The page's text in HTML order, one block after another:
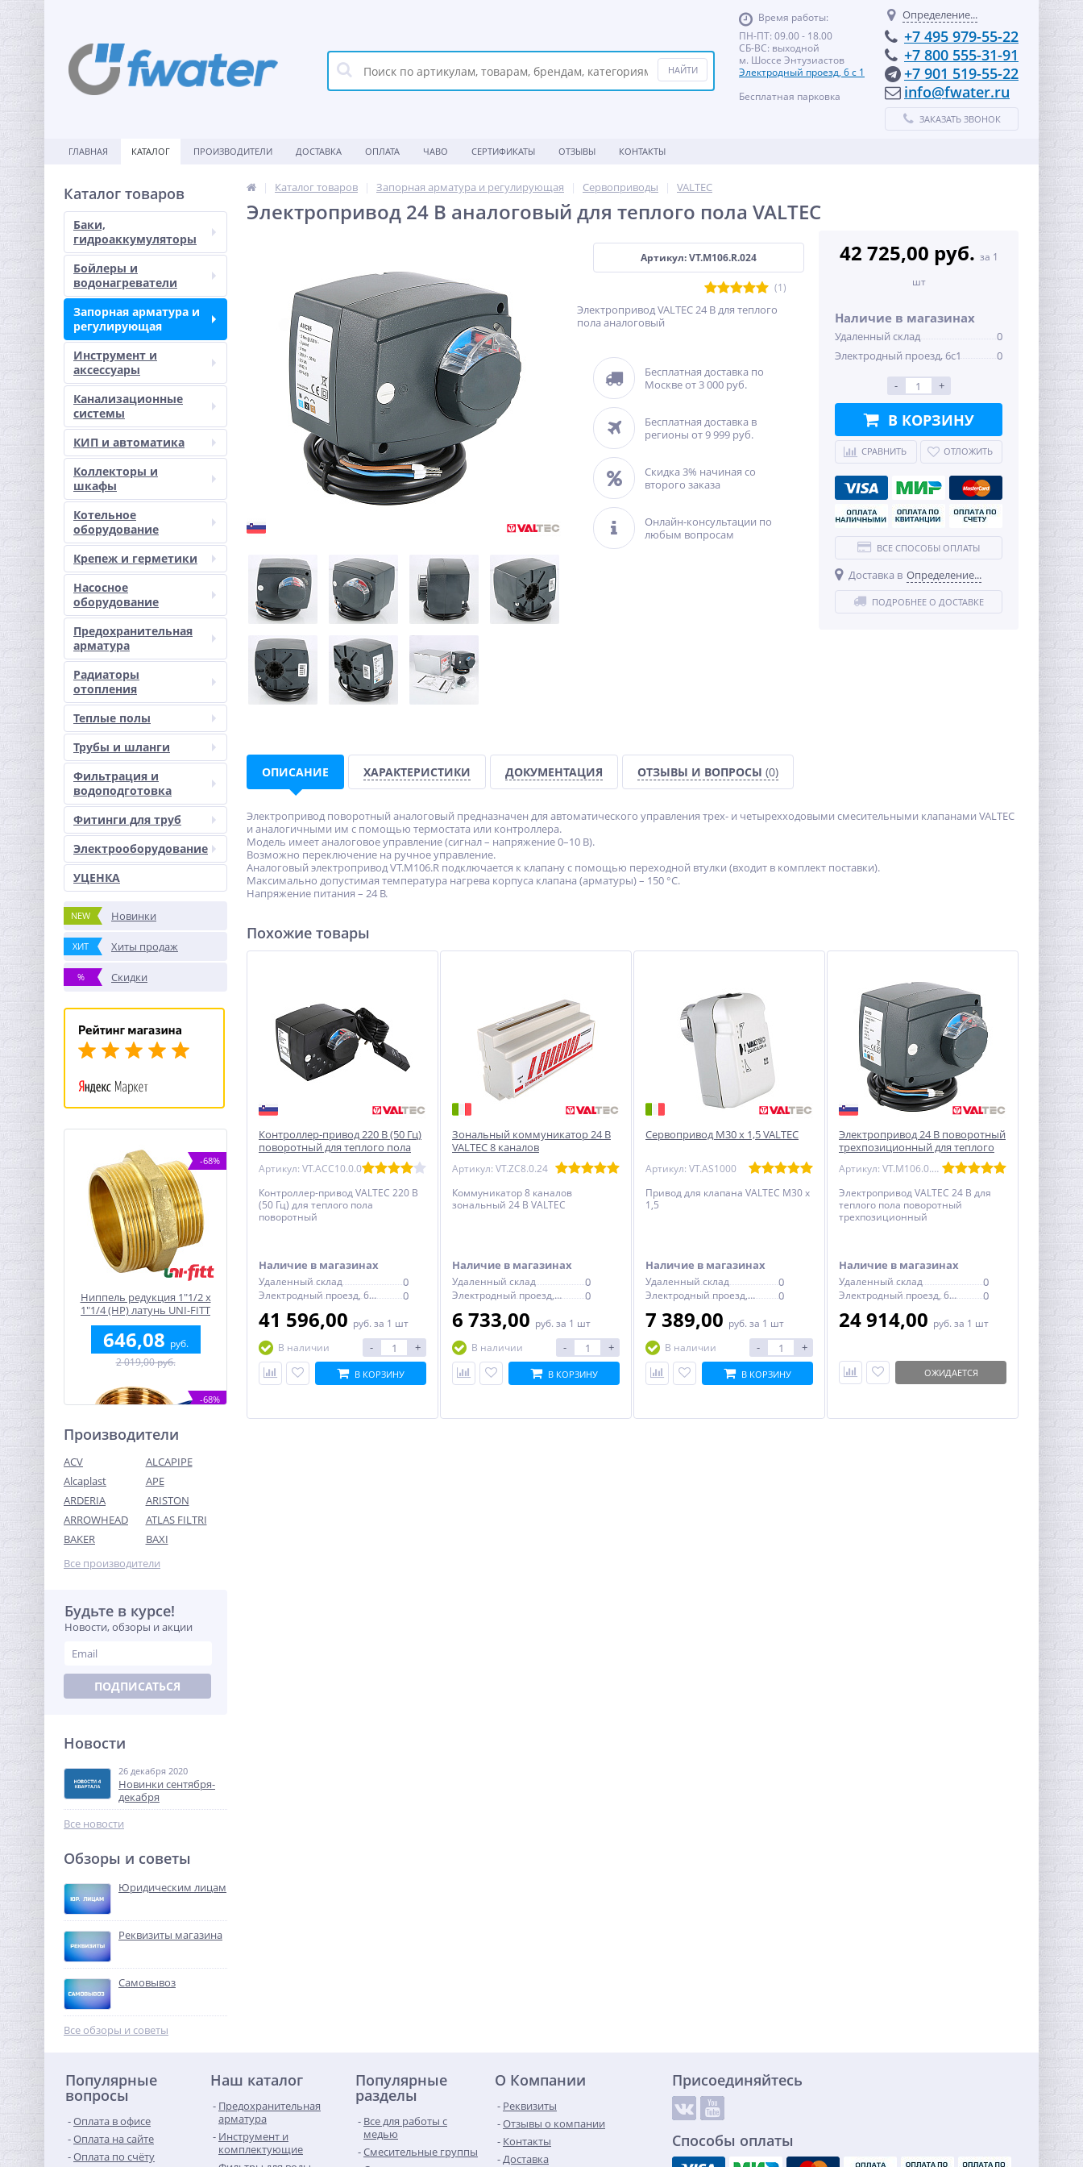
Время работы:
ПН-ПТ: 09.00 - 18.00
СБ-ВС: выходной
м. Шоссе Энтузиастов
Электродный проезд, 6 с 1
Бесплатная парковка
Определение...
+7 495 979-55-22
+7 800 555-31-91
+7 901 519-55-22
info@fwater.ru
ЗАКАЗАТЬ ЗВОНОК
ГЛАВНАЯ КАТАЛОГ ПРОИЗВОДИТЕЛИ ДОСТАВКА ОПЛАТА ЧАВО СЕРТИФИКАТЫ ОТЗЫВЫ КОНТАКТЫ
Каталог товаров
Баки,
гидроаккумуляторы
Бойлеры и
водонагреватели
Запорная арматура и
регулирующая
Инструмент и
аксессуары
Канализационные
системы
КИП и автоматика
Коллекторы и
шкафы
Котельное
оборудование
Крепеж и герметики
Насосное
оборудование
Предохранительная
арматура
Радиаторы
отопления
Теплые полы
Трубы и шланги
Фильтрация и
водоподготовка
Фитинги для труб
Электрооборудование
УЦЕНКА
NEW Новинки
ХИТ Хиты продаж
% Скидки
-68%
Ниппель редукция 1"1/2 x
1"1/4 (НР) латунь UNI-FITT
646,08 руб.
2 019,00 руб.
-68%
Предохранительный
клапан 3/4х1 ROMMER для
систем водоснабжения 10
451,84
Муфта редукция 1"1/4 x 1"
(ВР) латунь UNI-FITT
458,24
Предохранительный
клапан 1 x1 1/4 ROMMER
для систем водоснабжения
2 271,00 руб.
-68%
Производители
ACV
ALCAPIPE
Alcaplast
APE
ARDERIA
ARISTON
ARROWHEAD
ATLAS FILTRI
BAKER
BAXI
Все производители
Будьте в курсе!
Новости, обзоры и акции
ПОДПИСАТЬСЯ
Новости
26 декабря 2020
Новинки сентября-
декабря
Все новости
Обзоры и советы
Юридическим лицам
Реквизиты магазина
Самовывоз
Все обзоры и советы
Каталог товаров Запорная арматура и регулирующая Сервоприводы VALTEC
Электропривод 24 В аналоговый для теплого пола VALTEC
Артикул: VT.M106.R.024
(1)
Электропривод VALTEC 24 В для теплого
пола аналоговый
Бесплатная доставка по
Москве от 3 000 руб.
Бесплатная доставка в
регионы от 9 999 руб.
Скидка 3% начиная со
второго заказа
Онлайн-консультации по
любым вопросам
42 725,00 руб. за 1
шт
Наличие в магазинах
Удаленный склад
0
Электродный проезд, 6с1
0
- +
В КОРЗИНУ
СРАВНИТЬ ОТЛОЖИТЬ
ВСЕ СПОСОБЫ ОПЛАТЫ
Доставка в Определение...
ПОДРОБНЕЕ О ДОСТАВКЕ
ОПИСАНИЕ ХАРАКТЕРИСТИКИ ДОКУМЕНТАЦИЯ ОТЗЫВЫ И ВОПРОСЫ (0)
Электропривод поворотный аналоговый предназначен для автоматического управления трех- и четырехходовыми смесительными клапанами VALTEC
и аналогичными им с помощью термостата или контроллера.
Модель имеет аналоговое управление (сигнал – напряжение 0–10 В).
Возможно переключение на ручное управление.
Аналоговый электропривод VT.M106.R подключается к клапану с помощью переходной втулки (входит в комплект поставки).
Максимально допустимая температура нагрева корпуса клапана (арматуры) – 150 °С.
Напряжение питания – 24 В.
Похожие товары
Контроллер-привод 220 В (50 Гц)
поворотный для теплого пола
Артикул: VT.ACC10.0.0
Контроллер-привод VALTEC 220 В
(50 Гц) для теплого пола
поворотный
Наличие в магазинах
Удаленный склад 0
Электродный проезд, 6с1 0
41 596,00 руб. за 1 шт
В наличии
- +
В КОРЗИНУ
Зональный коммуникатор 24 В
VALTEC 8 каналов
Артикул: VT.ZC8.0.24
Коммуникатор 8 каналов
зональный 24 В VALTEC
Наличие в магазинах
Удаленный склад 0
Электродный проезд, 6с1 0
6 733,00 руб. за 1 шт
В наличии
- +
В КОРЗИНУ
Сервопривод М30 х 1,5 VALTEC
Артикул: VT.AS1000
Привод для клапана VALTEC М30 х
1,5
Наличие в магазинах
Удаленный склад 0
Электродный проезд, 6с1 0
7 389,00 руб. за 1 шт
В наличии
- +
В КОРЗИНУ
Электропривод 24 В поворотный
трехпозиционный для теплого
Артикул: VT.M106.0.024
Электропривод VALTEC 24 В для
теплого пола поворотный
трехпозиционный
Наличие в магазинах
Удаленный склад 0
Электродный проезд, 6с1 0
24 914,00 руб. за 1 шт
ОЖИДАЕТСЯ
Популярные
вопросы
Оплата в офисе
Оплата на сайте
Оплата по счёту
Наш каталог
Предохранительная
арматура
Инструмент и
комплектующие
Популярные
разделы
Все для работы с
медью
Смесительные группы
О Компании
Реквизиты
Отзывы о компании
Контакты
Доставка
Присоединяйтесь
Способы оплаты